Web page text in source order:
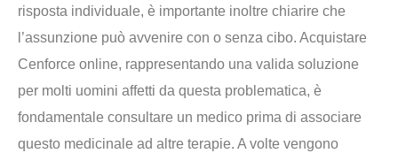
risposta individuale, è importante inoltre chiarire che
l’assunzione può avvenire con o senza cibo. Acquistare
Cenforce online, rappresentando una valida soluzione
per molti uomini affetti da questa problematica, è
fondamentale consultare un medico prima di associare
questo medicinale ad altre terapie. A volte vengono